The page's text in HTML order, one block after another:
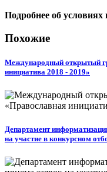
Подробнее об
Похожие
Международный открытый
инициатива 2018 - 2019»
Департамент
на участие в конкурсном